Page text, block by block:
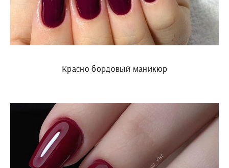
Красно бордовый маникюр